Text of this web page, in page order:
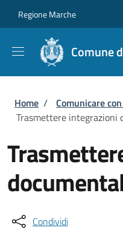
Regione Marche
Comune
Briciole di
Home / Comunicare
Trasmettere integrazioni
Condividi